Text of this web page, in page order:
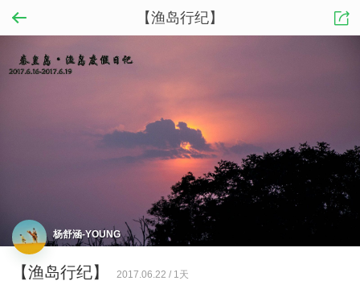
【渔岛行纪】
杨舒涵-YOUNG
【渔岛行纪】 2017.06.22 / 1天